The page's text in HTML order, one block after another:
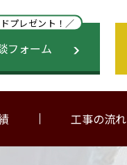
プレゼント！／
フォーム
工事の流れ